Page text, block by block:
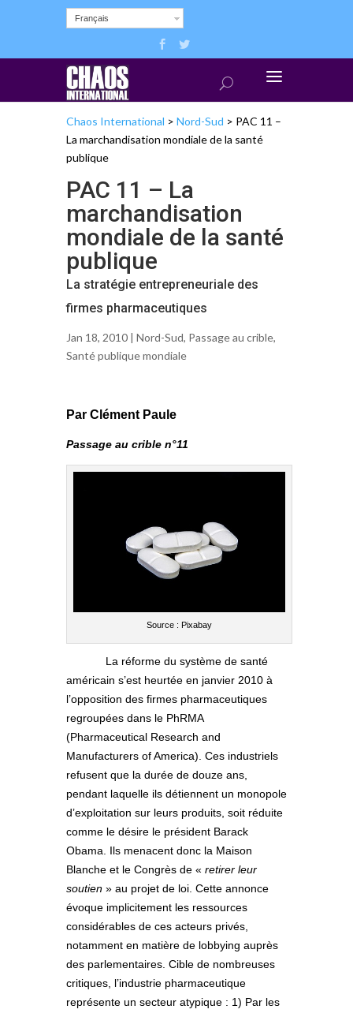
Français
Chaos International > Nord-Sud > PAC 11 –
La marchandisation mondiale de la santé
publique
PAC 11 – La
marchandisation
mondiale de la santé
publique
La stratégie entrepreneuriale des
firmes pharmaceutiques
Jan 18, 2010 | Nord-Sud, Passage au crible,
Santé publique mondiale
Par Clément Paule
Passage au crible n°11
Source : Pixabay
La réforme du système de santé
américain s’est heurtée en janvier 2010 à
l’opposition des firmes pharmaceutiques
regroupées dans le PhRMA
(Pharmaceutical Research and
Manufacturers of America). Ces industriels
refusent que la durée de douze ans,
pendant laquelle ils détiennent un monopole
d’exploitation sur leurs produits, soit réduite
comme le désire le président Barack
Obama. Ils menacent donc la Maison
Blanche et le Congrès de « retirer leur
soutien » au projet de loi. Cette annonce
évoque implicitement les ressources
considérables de ces acteurs privés,
notamment en matière de lobbying auprès
des parlementaires. Cible de nombreuses
critiques, l’industrie pharmaceutique
représente un secteur atypique : 1) Par les